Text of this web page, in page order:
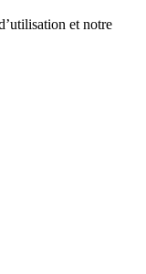
et notre